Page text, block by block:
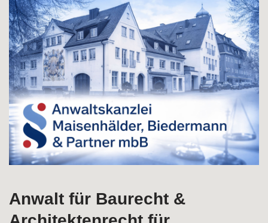
Garantieren Sie sich Architektenrecht in Kammeltal bei
↗️Rechtsanwälte M, B & Partner und ✓Baumangel,
Bauvertragsrecht, Baurecht, Ingenieurrecht. ➡️
Rechtsanwälte M, B & Partner, Ihr Rechtsanwalt bietet
✓Bauvertragsrecht, ✓Baurecht, ✓Architektenrecht,
✓Baumangel als auch ✓Ingenieurrecht in 89358 Kammeltal.
Wir setzen Maßstäbe ✉.
Anwalt für Baurecht &